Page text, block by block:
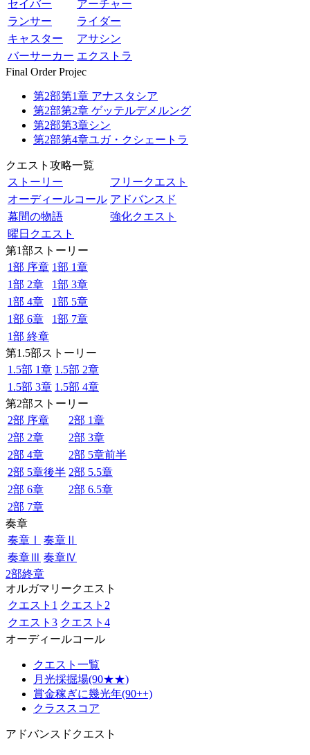
セイバー
アーチャー
ランサー
ライダー
キャスター
アサシン
バーサーカー エクストラ
Final Order Projec
第2部第1章 アナスタシア
第2部第2章 ゲッテルデメルング
第2部第3章シン
第2部第4章ユガ・クシェートラ
クエスト攻略一覧
ストーリー
フリークエスト
オーディールコール アドバンスド
幕間の物語
強化クエスト
曜日クエスト
第1部ストーリー
1部 序章 1部 1章
1部 2章
1部 3章
1部 4章
1部 5章
1部 6章
1部 7章
1部 終章
第1.5部ストーリー
1.5部 1章 1.5部 2章
1.5部 3章 1.5部 4章
第2部ストーリー
2部 序章
2部 1章
2部 2章
2部 3章
2部 4章
2部 5章前半
2部 5章後半 2部 5.5章
2部 6章
2部 6.5章
2部 7章
奏章
奏章Ⅰ
奏章Ⅱ
奏章Ⅲ 奏章Ⅳ
2部終章
オルガマリークエスト
クエスト1 クエスト2
クエスト3 クエスト4
オーディールコール
クエスト一覧
月光採掘場(90★★)
賞金稼ぎに幾光年(90++)
クラススコア
アドバンスドクエスト